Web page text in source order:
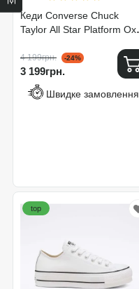
Кеди Converse Chuck
Taylor All Star Platform Ox
4 199грн. -24%
3 199грн.
Швидке замовлення
top